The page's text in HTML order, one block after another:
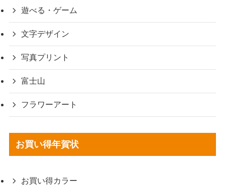
遊べる・ゲーム
文字デザイン
写真プリント
富士山
フラワーアート
お買い得年賀状
お買い得カラー